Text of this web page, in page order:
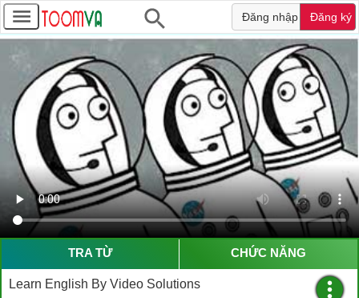
Đăng nhập Đăng ký
TRA TỪ CHỨC NĂNG
Learn English By Video Solutions